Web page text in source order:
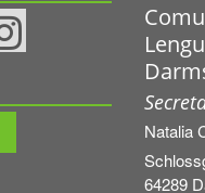
Natalia
64289